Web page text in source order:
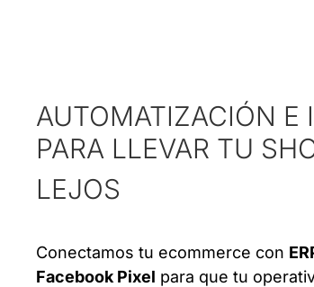
AUTOMATIZACIÓN E
PARA LLEVAR TU
LEJOS
Conectamos tu ecommerce con
Facebook Pixel para que tu